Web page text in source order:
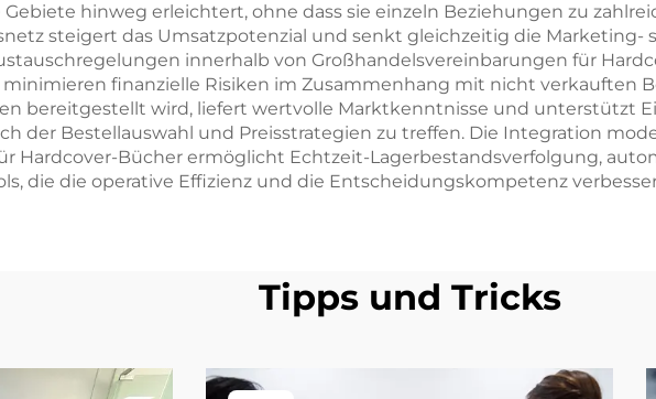
hinweg erleichtert, ohne dass sie einzeln Beziehungen zu
steigert das Umsatzpotenzial und senkt gleichzeitig die
innerhalb von Großhandelsvereinbarungen für
finanzielle Risiken im Zusammenhang mit nicht verkauften
bereitgestellt wird, liefert wertvolle Marktkenntnisse und unterstützt
der Bestellauswahl und Preisstrategien zu treffen. Die Integration
Hardcover-Bücher ermöglicht Echtzeit-Lagerbestandsverfolgung,
die die operative Effizienz und die Entscheidungskompetenz
Tipps und Tricks